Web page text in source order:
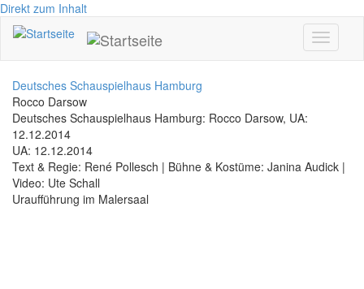
Direkt zum Inhalt
Toggle
Deutsches Schauspielhaus Hamburg
Rocco Darsow
Deutsches Schauspielhaus Hamburg: Rocco Darsow, UA:
12.12.2014
UA: 12.12.2014
Text & Regie: René Pollesch | Bühne & Kostüme: Janina Audick |
Video: Ute Schall
Uraufführung im Malersaal